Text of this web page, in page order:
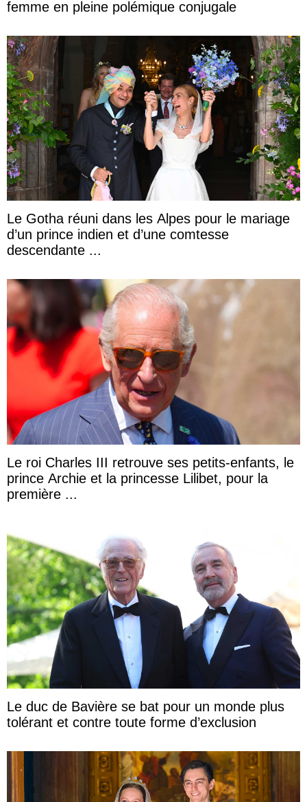
femme en pleine polémique conjugale
Le Gotha réuni dans les Alpes pour le mariage
d’un prince indien et d’une comtesse
descendante ...
Le roi Charles III retrouve ses petits-enfants, le
prince Archie et la princesse Lilibet, pour la
première ...
Le duc de Bavière se bat pour un monde plus
tolérant et contre toute forme d’exclusion